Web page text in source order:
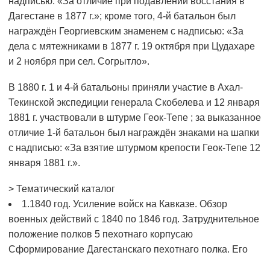
Дагестане в 1877 г.»; кроме того, 4-й батальон был
награждён Георгиевским знаменем с надписью: «За
дела с мятежниками в 1877 г. 19 октября при Цудахаре
и 2 ноября при сел. Согрытло».
В 1880 г. 1 и 4-й батальоны приняли участие в Ахал-
Текинской экспедиции генерала Скобелева и 12 января
1881 г. участвовали в штурме Геок-Тепе ; за выказанное
отличие 1-й батальон был награждён знаками на шапки
с надписью: «За взятие штурмом крепости Геок-Тепе 12
января 1881 г.».
> Тематический каталог
1.1840 год. Усиление войск на Кавказе. Обзор
военных действий с 1840 по 1846 год. Затруднительное
положение полков 5 пехотнаго корпусаю
Сформирование Дагестанскаго пехотнаго полка. Его